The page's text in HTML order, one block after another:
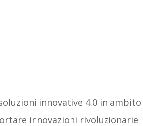
innovative 4.0 in ambito
innovazioni rivoluzionarie